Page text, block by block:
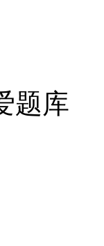
题库